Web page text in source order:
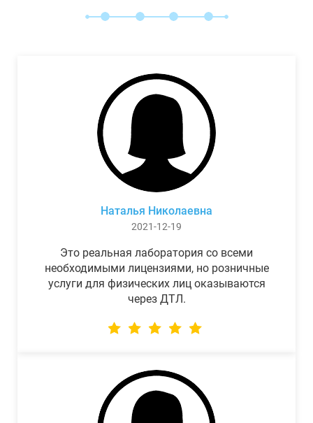
Наталья Николаевна
2021-12-19
Это реальная лаборатория со всеми
необходимыми лицензиями, но розничные
услуги для физических лиц оказываются
через ДТЛ.